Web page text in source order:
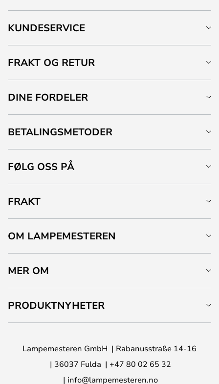
KUNDESERVICE
FRAKT OG RETUR
DINE FORDELER
BETALINGSMETODER
FØLG OSS PÅ
FRAKT
OM LAMPEMESTEREN
MER OM
PRODUKTNYHETER
Lampemesteren GmbH
Rabanusstraße 14-16
36037 Fulda
+47 80 02 65 32
info@lampemesteren.no